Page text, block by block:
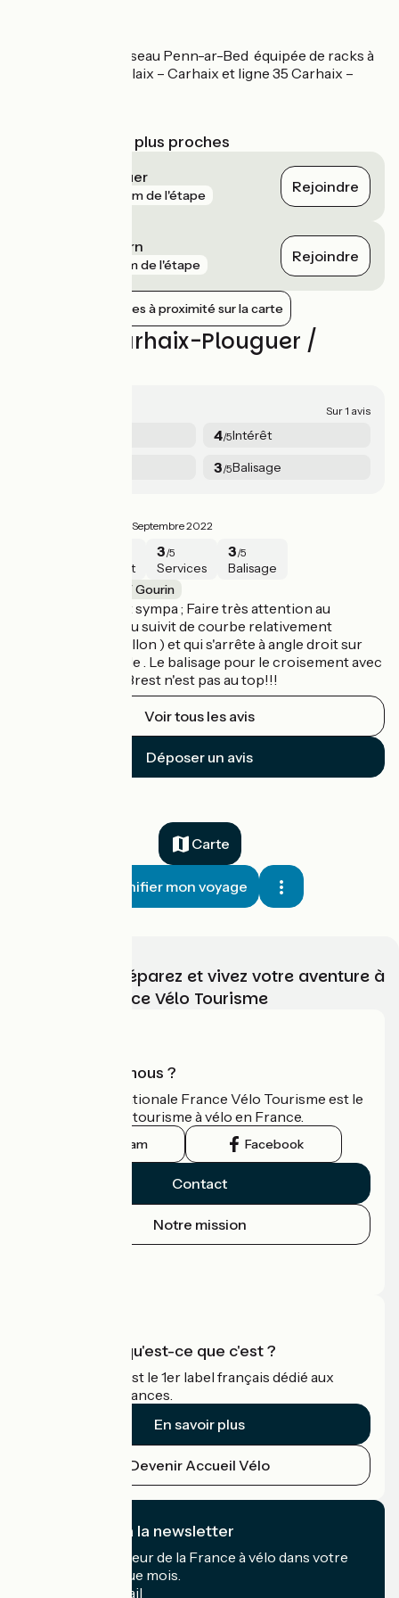
Ligne de car du réseau Penn-ar-Bed équipée de racks à
vélo : ligne 36 Morlaix – Carhaix et ligne 35 Carhaix –
Gares SNCF les plus proches
Carhaix-Plouguer
159 m de l'étape Rejoindre
Carnoët - Locarn
9 km de l'étape Rejoindre
Afficher les gares à proximité sur la carte
Avis sur Carhaix-Plouguer /
Sur 1 avis
4/5Intérêt
3/5Balisage
Septembre 2022
Intérêt
3/5
Services
3/5
Balisage
Carhaix-Plouguer / Gourin
La promenade est sympa ; Faire très attention au
passage très pentu suivit de courbe relativement
dangereuse (gravillon ) et qui s'arrête à angle droit sur
une mini passerelle . Le balisage pour le croisement avec
le Canal Nantes -Brest n'est pas au top!!!
Voir tous les avis
Déposer un avis
Carte
Planifier mon voyage
Choisissez, préparez et vivez votre aventure à
vélo avec France Vélo Tourisme
Qui sommes-nous ?
L'association nationale France Vélo Tourisme est le
guide officiel du tourisme à vélo en France.
Instagram Facebook
Contact
Notre mission
Accueil Vélo qu'est-ce que c'est ?
Accueil Vélo c'est le 1er label français dédié aux
cyclistes en vacances.
En savoir plus
Devenir Accueil Vélo
Je m'abonne à la newsletter
Recevez le meilleur de la France à vélo dans votre
boîte mail chaque mois.
Mon adresse mail